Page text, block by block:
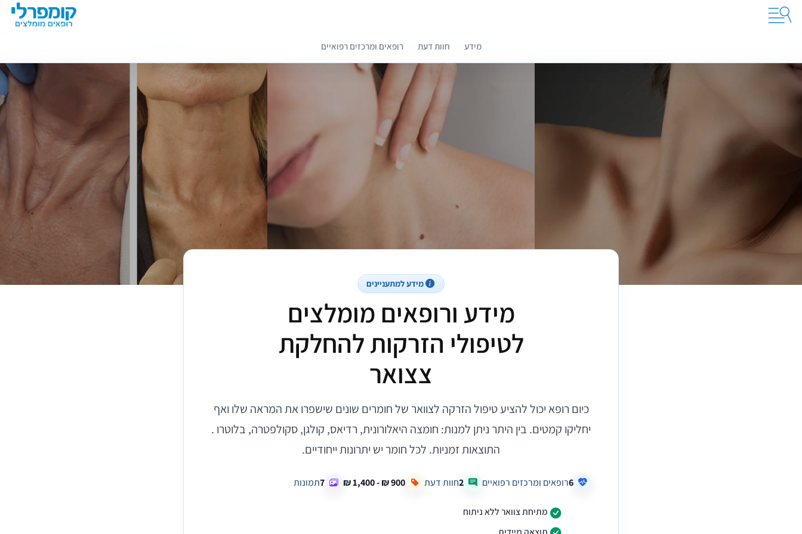
קומפרלי מסייעת לך לבחור רופאים מומלצים
מידע חוות דעת רופאים ומרכזים רפואיים
מידע למתעניינים
מידע ורופאים מומלצים
לטיפולי הזרקות להחלקת
צצואר
כיום רופא יכול להציע טיפול הזרקה לצוואר של חומרים שונים שישפרו את המראה שלו ואף
יחליקו קמטים. בין היתר ניתן למנות: חומצה היאלורונית, רדיאס, קולגן, סקולפטרה, בלוטרו .
התוצאות זמניות. לכל חומר יש יתרונות ייחודיים.
6רופאים ומרכזים רפואיים 2חוות דעת 7תמונות
מתיחת צוואר ללא ניתוח